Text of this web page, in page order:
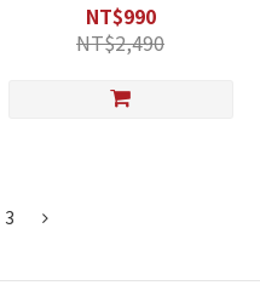
NT$990
NT$2,490
3